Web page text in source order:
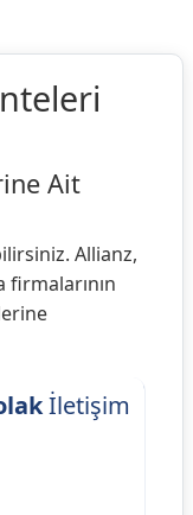
Ait
Allianz,
İletişim